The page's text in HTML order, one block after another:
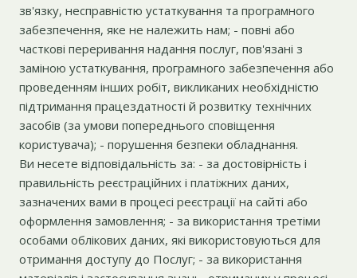
зв'язку, несправністю устаткування та програмного
забезпечення, яке не належить нам; - повні або
часткові переривання надання послуг, пов'язані з
заміною устаткування, програмного забезпечення або
проведенням інших робіт, викликаних необхідністю
підтримання працездатності й розвитку технічних
засобів (за умови попереднього сповіщення
користувача); - порушення безпеки обладнання.
Ви несете відповідальність за: - за достовірність і
правильність реєстраційних і платіжних даних,
зазначених вами в процесі реєстрації на сайті або
оформлення замовлення; - за використання третіми
особами облікових даних, які використовуються для
отримання доступу до Послуг; - за використання